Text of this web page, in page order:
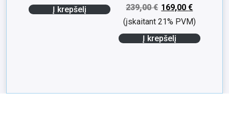
Į krepšelį
239,00€ 169,00€
(įskaitant 21% PVM)
Į krepšelį